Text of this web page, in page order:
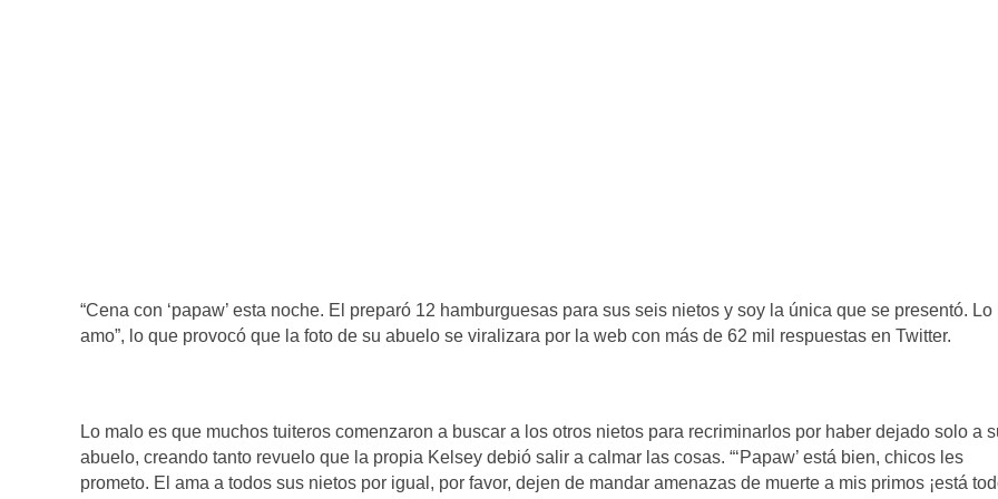
“Cena con ‘papaw’ esta noche. El preparó 12 hamburguesas para sus seis nietos y soy la única que se presentó. Lo
amo”, lo que provocó que la foto de su abuelo se viralizara por la web con más de 62 mil respuestas en Twitter.
Lo malo es que muchos tuiteros comenzaron a buscar a los otros nietos para recriminarlos por haber dejado solo a
abuelo, creando tanto revuelo que la propia Kelsey debió salir a calmar las cosas. “‘Papaw’ está bien, chicos les
prometo. El ama a todos sus nietos por igual, por favor, dejen de mandar amenazas de muerte a mis primos ¡está